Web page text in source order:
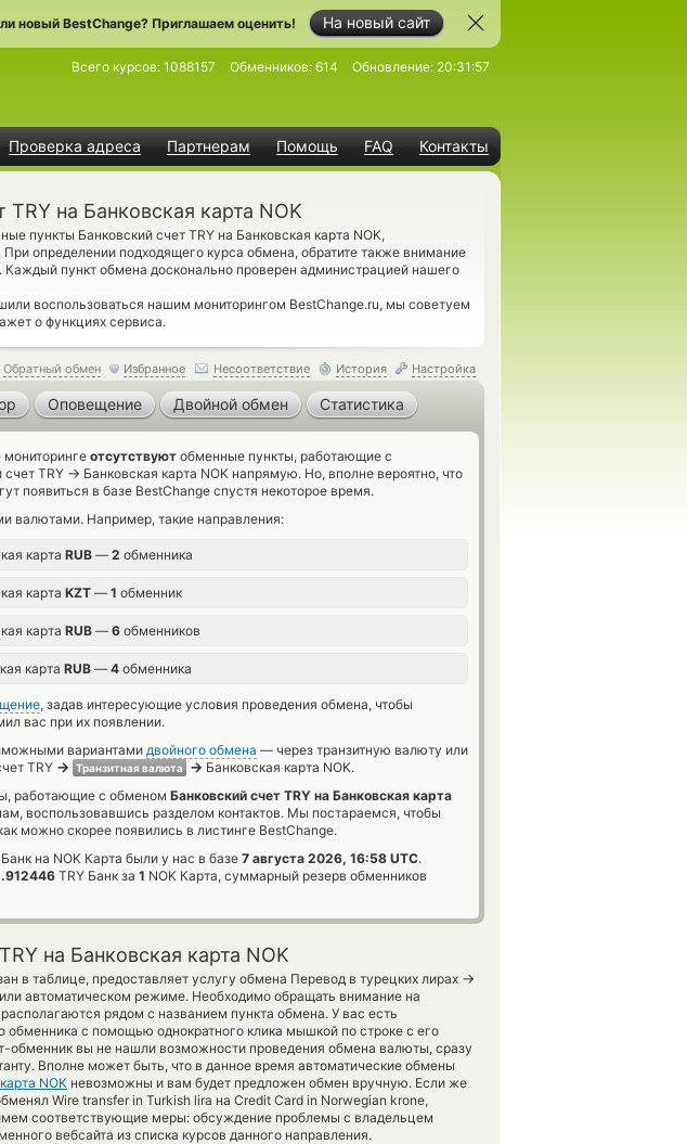
На новый сайт
новый BestChange? Приглашаем оценить!
Проверка адреса Партнерам Помощь FAQ Контакты
Всего курсов: 1088157 Обменников: 614 Обновление: 20:31:57
на Банковская карта NOK
пункты Банковский счет TRY на Банковская карта NOK,
определении подходящего курса обмена, обратите также внимание
пункт обмена досконально проверен администрацией нашего
воспользоваться нашим мониторингом BestChange.ru, мы советуем
о функциях сервиса.
Обратный обмен Избранное Несоответствие История Настройка
Оповещение Двойной обмен Статистика
отсутствуют обменные пункты, работающие с
TRY → Банковская карта NOK напрямую. Но, вполне вероятно, что
появиться в базе BestChange спустя некоторое время.
валютами. Например, такие направления:
карта RUB — 2 обменника
карта KZT — 1 обменник
карта RUB — 6 обменников
карта RUB — 4 обменника
, задав интересующие условия проведения обмена, чтобы
вас при их появлении.
вариантамидвойного обмена — через транзитную валюту или
TRY → Транзитная валюта → Банковская карта NOK.
работающие с обменом Банковский счет TRY на Банковская карта
воспользовавшись разделом контактов. Мы постараемся, чтобы
можно скорее появились в листинге BestChange.
на NOK Карта были у нас в базе 7 августа 2026, 16:58 UTC.
TRY Банк за 1 NOK Карта, суммарный резерв обменников
на Банковская карта NOK
в таблице, предоставляет услугу обмена Перевод в турецких лирах →
автоматическом режиме. Необходимо обращать внимание на
рядом с названием пункта обмена. У вас есть
обменника с помощью однократного клика мышкой по строке с его
обменник вы не нашли возможности проведения обмена валюты, сразу
Вполне может быть, что в данное время автоматические обмены
NOK невозможны и вам будет предложен обмен вручную. Если же
Wire transfer in Turkish lira на Credit Card in Norwegian krone,
соответствующие меры: обсуждение проблемы с владельцем
вебсайта из списка курсов данного направления.